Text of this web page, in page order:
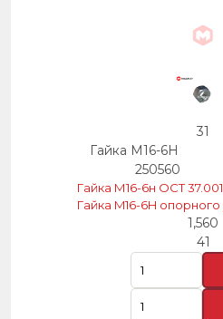
31
Гайка М16-6Н
250560
Гайка М16-6н ОСТ
Гайка M16-6H
1,560
41